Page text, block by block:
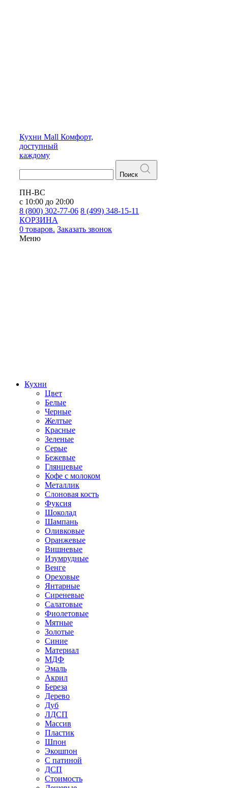
Кухни Mall Комфорт,
доступный
каждому
Поиск
ПН-ВС
с 10:00 до 20:00
8 (800) 302-77-06 8 (499) 348-15-11
КОРЗИНА
0 товаров. Заказать звонок
Меню
Кухни
Цвет
Белые
Черные
Желтые
Красные
Зеленые
Серые
Бежевые
Глянцевые
Кофе с молоком
Металлик
Слоновая кость
Фуксия
Шоколад
Шампань
Оливковые
Оранжевые
Вишневые
Изумрудные
Венге
Ореховые
Янтарные
Сиреневые
Салатовые
Фиолетовые
Мятные
Золотые
Синие
Материал
МДФ
Эмаль
Акрил
Береза
Дерево
Дуб
ЛДСП
Массив
Пластик
Шпон
Экошпон
С патиной
ДСП
Стоимость